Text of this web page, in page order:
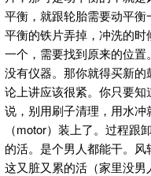
平衡，就跟轮胎需要动平
平衡的铁片弄掉，冲洗的
一个，需要找到原来的位
没有仪器。那你就得买新
论上讲应该很紧。你只要
说，别用刷子清理，用水
（motor）装上了。过程跟
的活。是个男人都能干。
这又脏又累的活（家里没